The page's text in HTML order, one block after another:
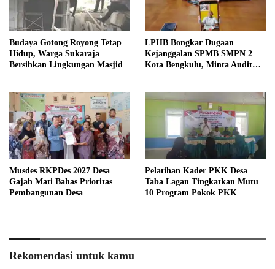
Budaya Gotong Royong Tetap
Hidup, Warga Sukaraja
Bersihkan Lingkungan Masjid
LPHB Bongkar Dugaan
Kejanggalan SPMB SMPN 2
Kota Bengkulu, Minta Audit
Musdes RKPDes 2027 Desa
Gajah Mati Bahas Prioritas
Pembangunan Desa
Pelatihan Kader PKK Desa
Taba Lagan Tingkatkan Mutu
10 Program Pokok PKK
Rekomendasi untuk kamu